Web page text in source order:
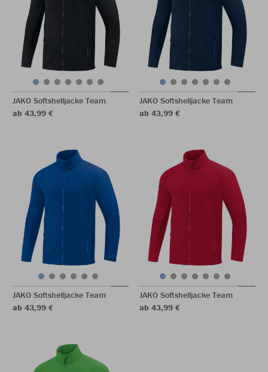
JAKO Softshelljacke Team
ab 43,99 €
JAKO Softshelljacke Team
ab 43,99 €
JAKO Softshelljacke Team
ab 43,99 €
JAKO Softshelljacke Team
ab 43,99 €